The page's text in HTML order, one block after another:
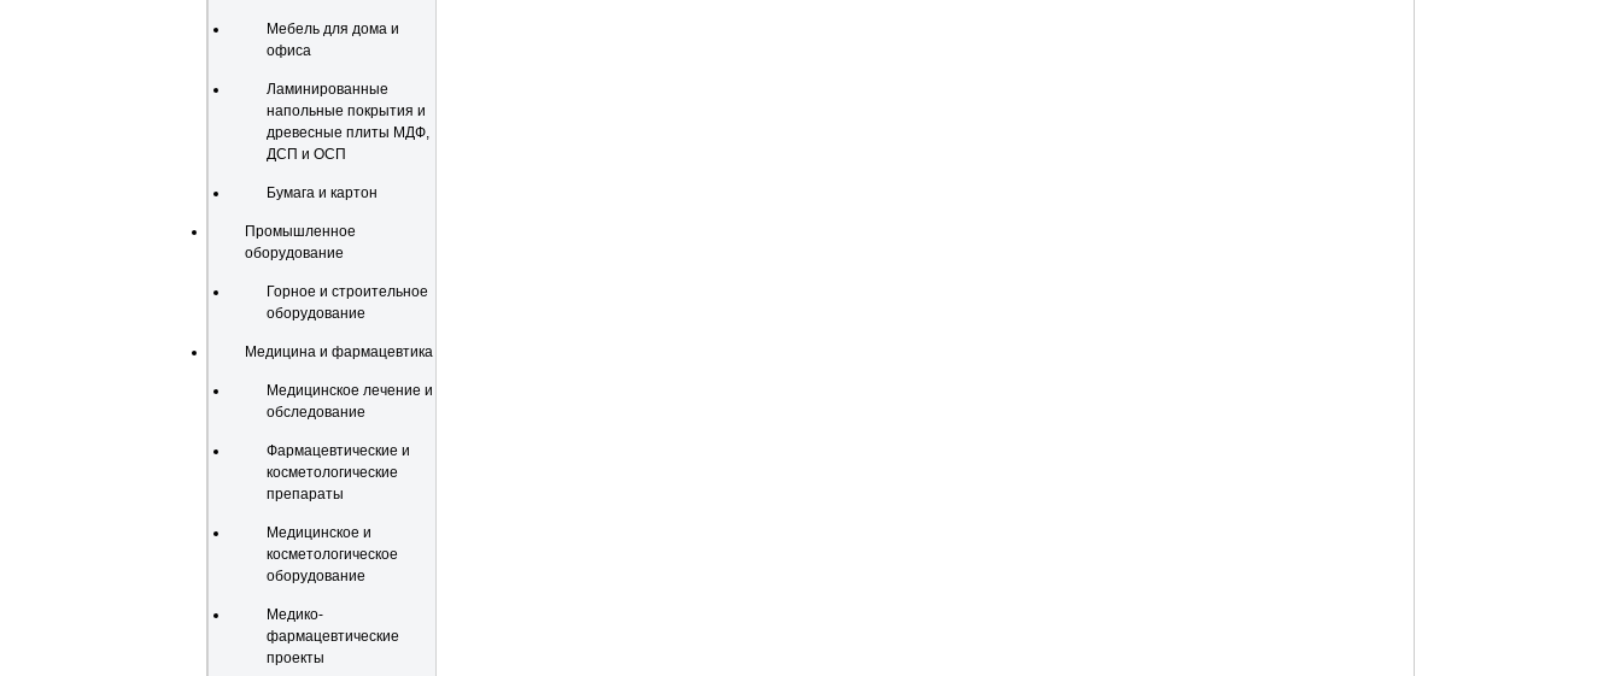
Мебель для дома и
офиса
Ламинированные
напольные покрытия и
древесные плиты МДФ,
ДСП и ОСП
Бумага и картон
Промышленное
оборудование
Горное и строительное
оборудование
Медицина и фармацевтика
Медицинское лечение и
обследование
Фармацевтические и
косметологические
препараты
Медицинское и
косметологическое
оборудование
Медико-
фармацевтические
проекты